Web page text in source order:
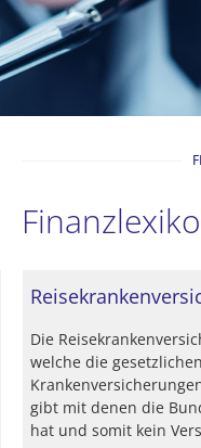
Die
welche die
gibt mit denen die
hat und somit kein